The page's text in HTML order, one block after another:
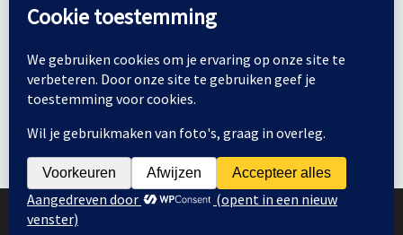
24
25 26 27 28 29
30
31
© 2026 | Ondersteund door WordPress | Thema: